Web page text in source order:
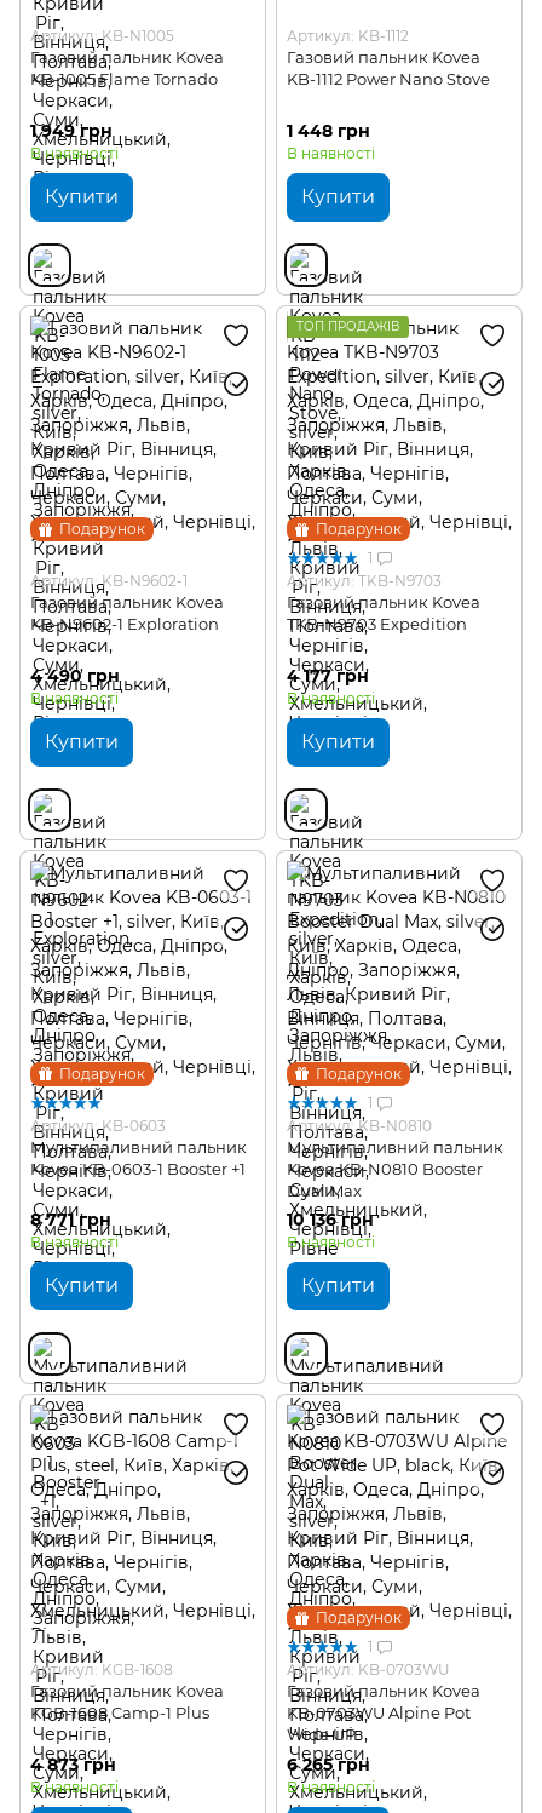
Артикул: KB-N1005
Газовий пальник Kovea
KB-1005 Flame Tornado
1 949 грн
В наявності
Купити
Артикул: KB-1112
Газовий пальник Kovea
KB-1112 Power Nano Stove
1 448 грн
В наявності
Купити
Подарунок
Артикул: KB-N9602-1
Газовий пальник Kovea
KB-N9602-1 Exploration
4 490 грн
В наявності
Купити
Подарунок
ТОП ПРОДАЖІВ
1
Артикул: TKB-N9703
Газовий пальник Kovea
TKB-N9703 Expedition
4 177 грн
В наявності
Купити
Подарунок
Артикул: KB-0603
Мультипаливний пальник
Kovea KB-0603-1 Booster +1
8 771 грн
В наявності
Купити
Подарунок
1
Артикул: KB-N0810
Мультипаливний пальник
Kovea KB-N0810 Booster
Dual Max
10 136 грн
В наявності
Купити
Артикул: KGB-1608
Газовий пальник Kovea
KGB-1608 Camp-1 Plus
4 873 грн
В наявності
Подарунок
1
Артикул: KB-0703WU
Газовий пальник Kovea
KB-0703WU Alpine Pot
Wide UP
6 265 грн
В наявності